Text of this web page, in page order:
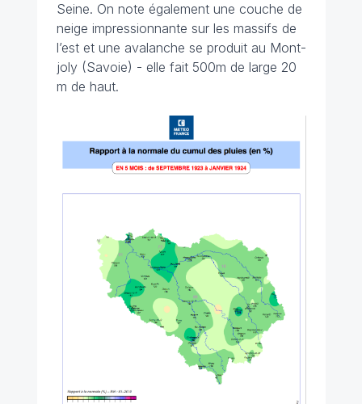
Seine. On note également une couche de
neige impressionnante sur les massifs de
l’est et une avalanche se produit au Mont-
joly (Savoie) - elle fait 500m de large 20
m de haut.